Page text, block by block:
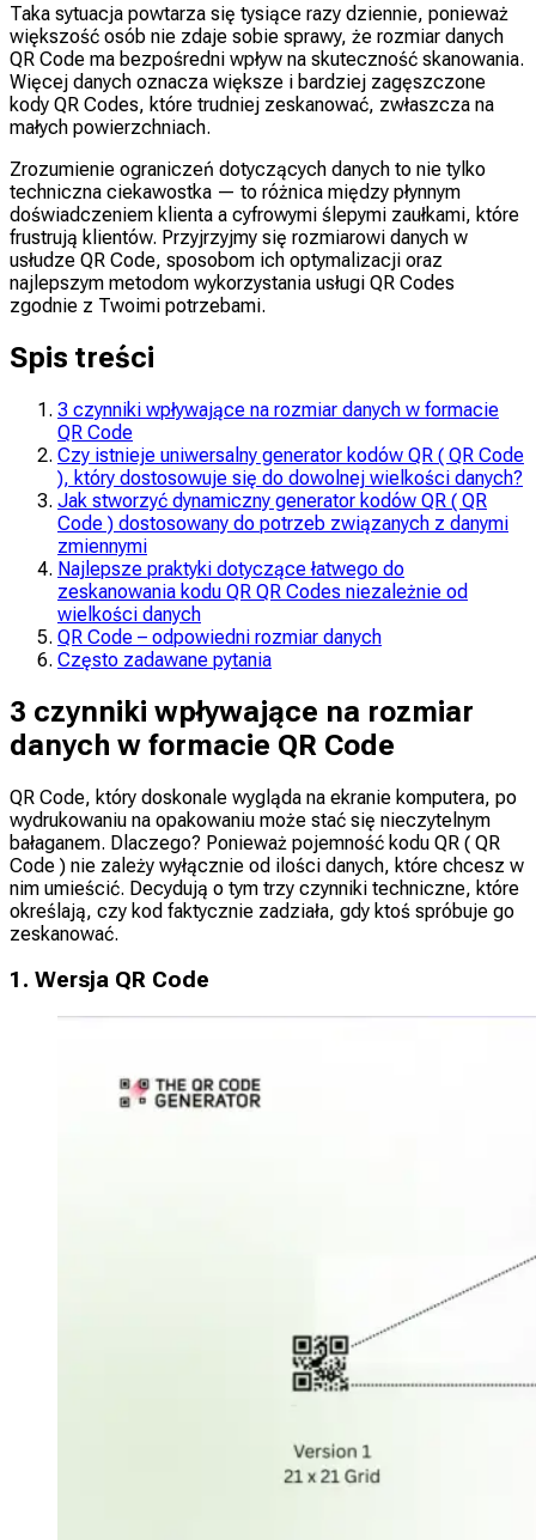
Taka sytuacja powtarza się tysiące razy dziennie, ponieważ
większość osób nie zdaje sobie sprawy, że rozmiar danych
QR Code ma bezpośredni wpływ na skuteczność skanowania.
Więcej danych oznacza większe i bardziej zagęszczone
kody QR Codes, które trudniej zeskanować, zwłaszcza na
małych powierzchniach.
Zrozumienie ograniczeń dotyczących danych to nie tylko
techniczna ciekawostka — to różnica między płynnym
doświadczeniem klienta a cyfrowymi ślepymi zaułkami, które
frustrują klientów. Przyjrzyjmy się rozmiarowi danych w
usłudze QR Code, sposobom ich optymalizacji oraz
najlepszym metodom wykorzystania usługi QR Codes
zgodnie z Twoimi potrzebami.
Spis treści
3 czynniki wpływające na rozmiar danych w formacie
QR Code
Czy istnieje uniwersalny generator kodów QR ( QR Code
), który dostosowuje się do dowolnej wielkości danych?
Jak stworzyć dynamiczny generator kodów QR ( QR
Code ) dostosowany do potrzeb związanych z danymi
zmiennymi
Najlepsze praktyki dotyczące łatwego do
zeskanowania kodu QR QR Codes niezależnie od
wielkości danych
QR Code – odpowiedni rozmiar danych
Często zadawane pytania
3 czynniki wpływające na rozmiar
danych w formacie QR Code
QR Code, który doskonale wygląda na ekranie komputera, po
wydrukowaniu na opakowaniu może stać się nieczytelnym
bałaganem. Dlaczego? Ponieważ pojemność kodu QR ( QR
Code ) nie zależy wyłącznie od ilości danych, które chcesz w
nim umieścić. Decydują o tym trzy czynniki techniczne, które
określają, czy kod faktycznie zadziała, gdy ktoś spróbuje go
zeskanować.
1. Wersja QR Code